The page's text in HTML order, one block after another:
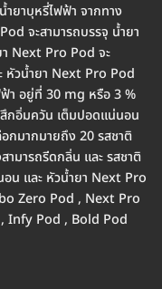
ยาบุหรี่ไฟฟ้า จากทาง
จะสามารถบรรจุ น้ำยา
า Next Pro Pod จะ
หัวน้ำยา Next Pro Pod
ฟ้า อยู่ที่ 30 mg หรือ 3 %
สึกอิ่มควัน เต็มปอดแน่นอน
กมากมายถึง 20 รสชาติ
มารถรีดกลิ่น และ รสชาติ
น และ หัวน้ำยา Next Pro
Zero Pod , Next Pro
Infy Pod , Bold Pod